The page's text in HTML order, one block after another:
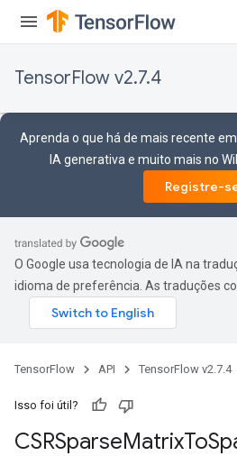
TensorFlow v2.7.4
Aprenda o que há de mais recente
IA generativa e muito mais no
Registre-
O Google usa tecnologia de IA na
idioma de preferência. As traduções
TensorFlow API TensorFlow v2.7.4
Isso foi útil?
CSRSparseMatrixTo